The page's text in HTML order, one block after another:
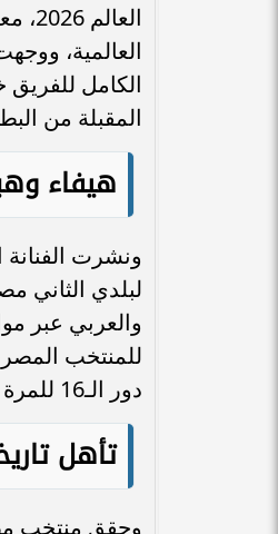
العالمية،
المقبلة من
هيفاء
ونشرت الفنانة
لبلدي الثاني
والعربي عبر
للمنتخب
دور الـ16 للمرة الأولى في تاريخ مشاركات الفراعنة بالمونديال.
تأهل